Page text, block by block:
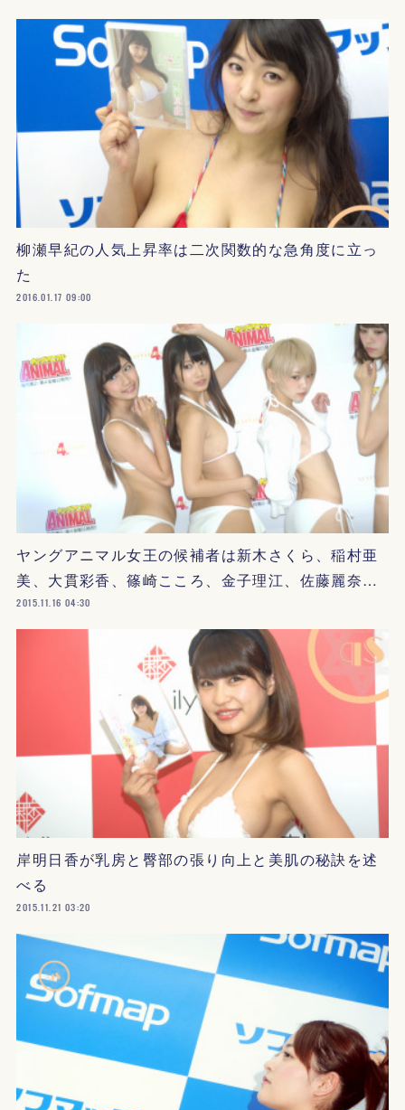
柳瀬早紀の人気上昇率は二次関数的な急角度に立っ
た
2016.01.17 09:00
ヤングアニマル女王の候補者は新木さくら、稲村亜
美、大貫彩香、篠崎こころ、金子理江、佐藤麗奈…
2015.11.16 04:30
岸明日香が乳房と臀部の張り向上と美肌の秘訣を述
べる
2015.11.21 03:20